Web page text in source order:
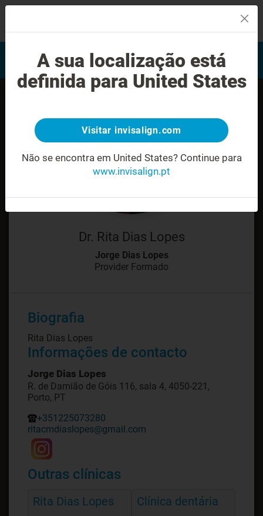
Avaliação do sorriso
Encontrar um Invisalign
provider
Dr. Rita Dias Lopes
Jorge Dias Lopes
Provider Formado
Biografia
Rita Dias Lopes
Informações de contacto
Jorge Dias Lopes
R. de Damião de Góis 116, sala 4, 4050-221,
Porto, PT
+351225073280
ritacmdiaslopes@gmail.com
Outras clínicas
Rita Dias Lopes Clínica dentária
A sua localização está
definida para United States
Visitar invisalign.com
Não se encontra em United States? Continue para
www.invisalign.pt